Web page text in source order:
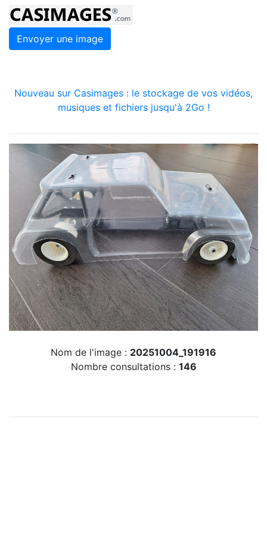
Envoyer une image
Nouveau sur Casimages : le stockage de vos vidéos,
musiques et fichiers jusqu'à 2Go !
Nom de l'image : 20251004_191916
Nombre consultations : 146